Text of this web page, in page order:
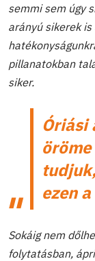
semmi sem úgy
arányú sikerek
pillanatokban
siker.
Óriási
ezen
Sokáig nem
folytatásban,